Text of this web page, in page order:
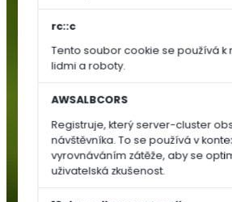
rc::c
Tento soubor cookie se používá k
lidmi a roboty.
AWSALBCORS
Registruje, který server-cluster
návštěvníka. To se používá v
vyrovnáváním zátěže, aby se
uživatelská zkušenost.